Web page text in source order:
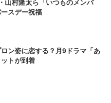
スデー祝福
ン姿に恋する？月9ドラマ「あ
トが到着